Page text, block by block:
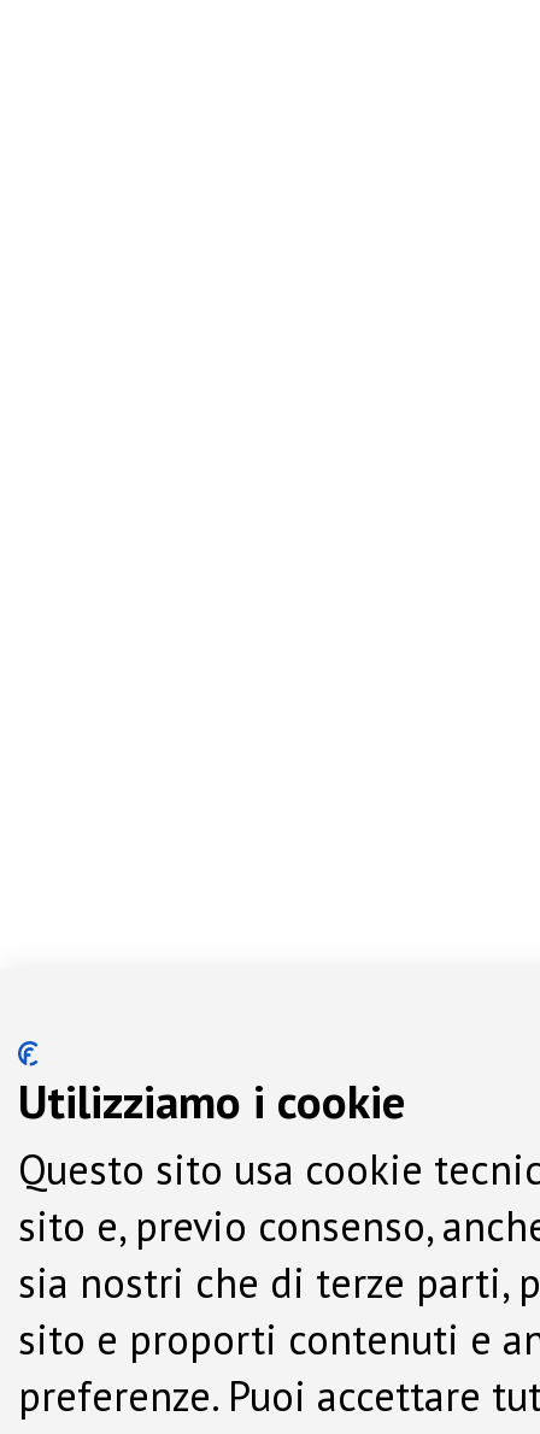
Utilizziamo i cookie
Questo sito usa cookie
sito e, previo consenso,
sia nostri che di terze parti,
sito e proporti contenuti e
preferenze. Puoi accettare